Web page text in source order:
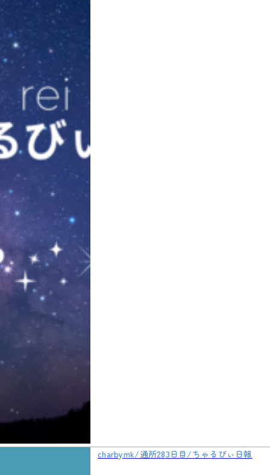
charbymk/通所283日目/ちゃるびぃ日報